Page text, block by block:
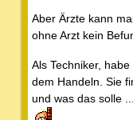
Aber Ärzte kann
ohne Arzt kein
Als Techniker,
dem Handeln. Sie
und was das solle ...